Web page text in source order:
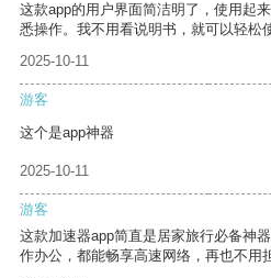
这款app的用户界面简洁明了，使用起
悉操作。我不用看说明书，就可以轻松
2025-10-11
游客
这个是app神器
2025-10-11
游客
这款加速器app简直是居家旅行必备神
作办公，都能畅享高速网络，再也不用